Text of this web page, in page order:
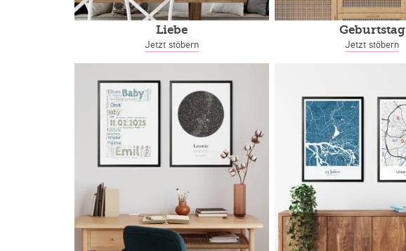
Liebe
Jetzt stöbern
Geburtstag
Jetzt stöbern